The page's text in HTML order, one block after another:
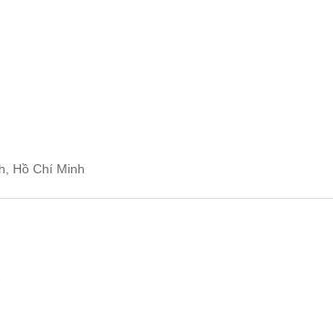
Hồ Chí Minh